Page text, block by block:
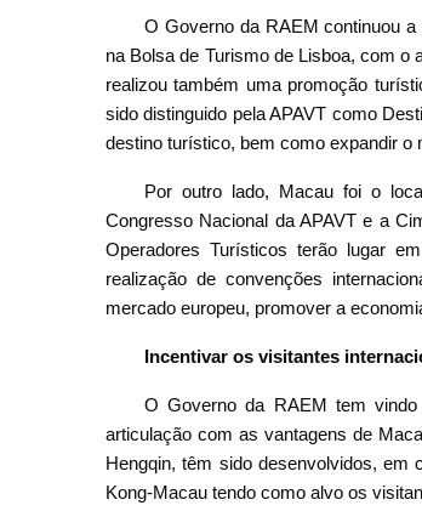
O Governo da RAEM continuou
na Bolsa de Turismo de Lisboa, com o
realizou também uma promoção
sido distinguido pela APAVT como
destino turístico, bem como expandir o
Por outro lado, Macau foi o
Congresso Nacional da APAVT e a
Operadores Turísticos terão lugar
realização de convenções
mercado europeu, promover a
Incentivar os visitantes
O Governo da RAEM tem
articulação com as vantagens de
Hengqin, têm sido desenvolvidos, em
Kong-Macau tendo como alvo os